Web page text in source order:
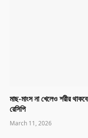
মাছ-মাংস না খেলেও শরীর
রেসিপি
March 11, 2026